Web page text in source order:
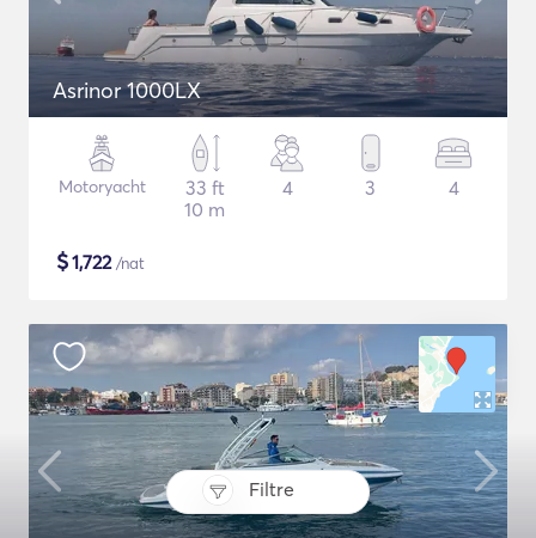
Filtre
Asrinor 1000LX
Motoryacht
33 ft
10 m
4 3 4
$1,722/nat